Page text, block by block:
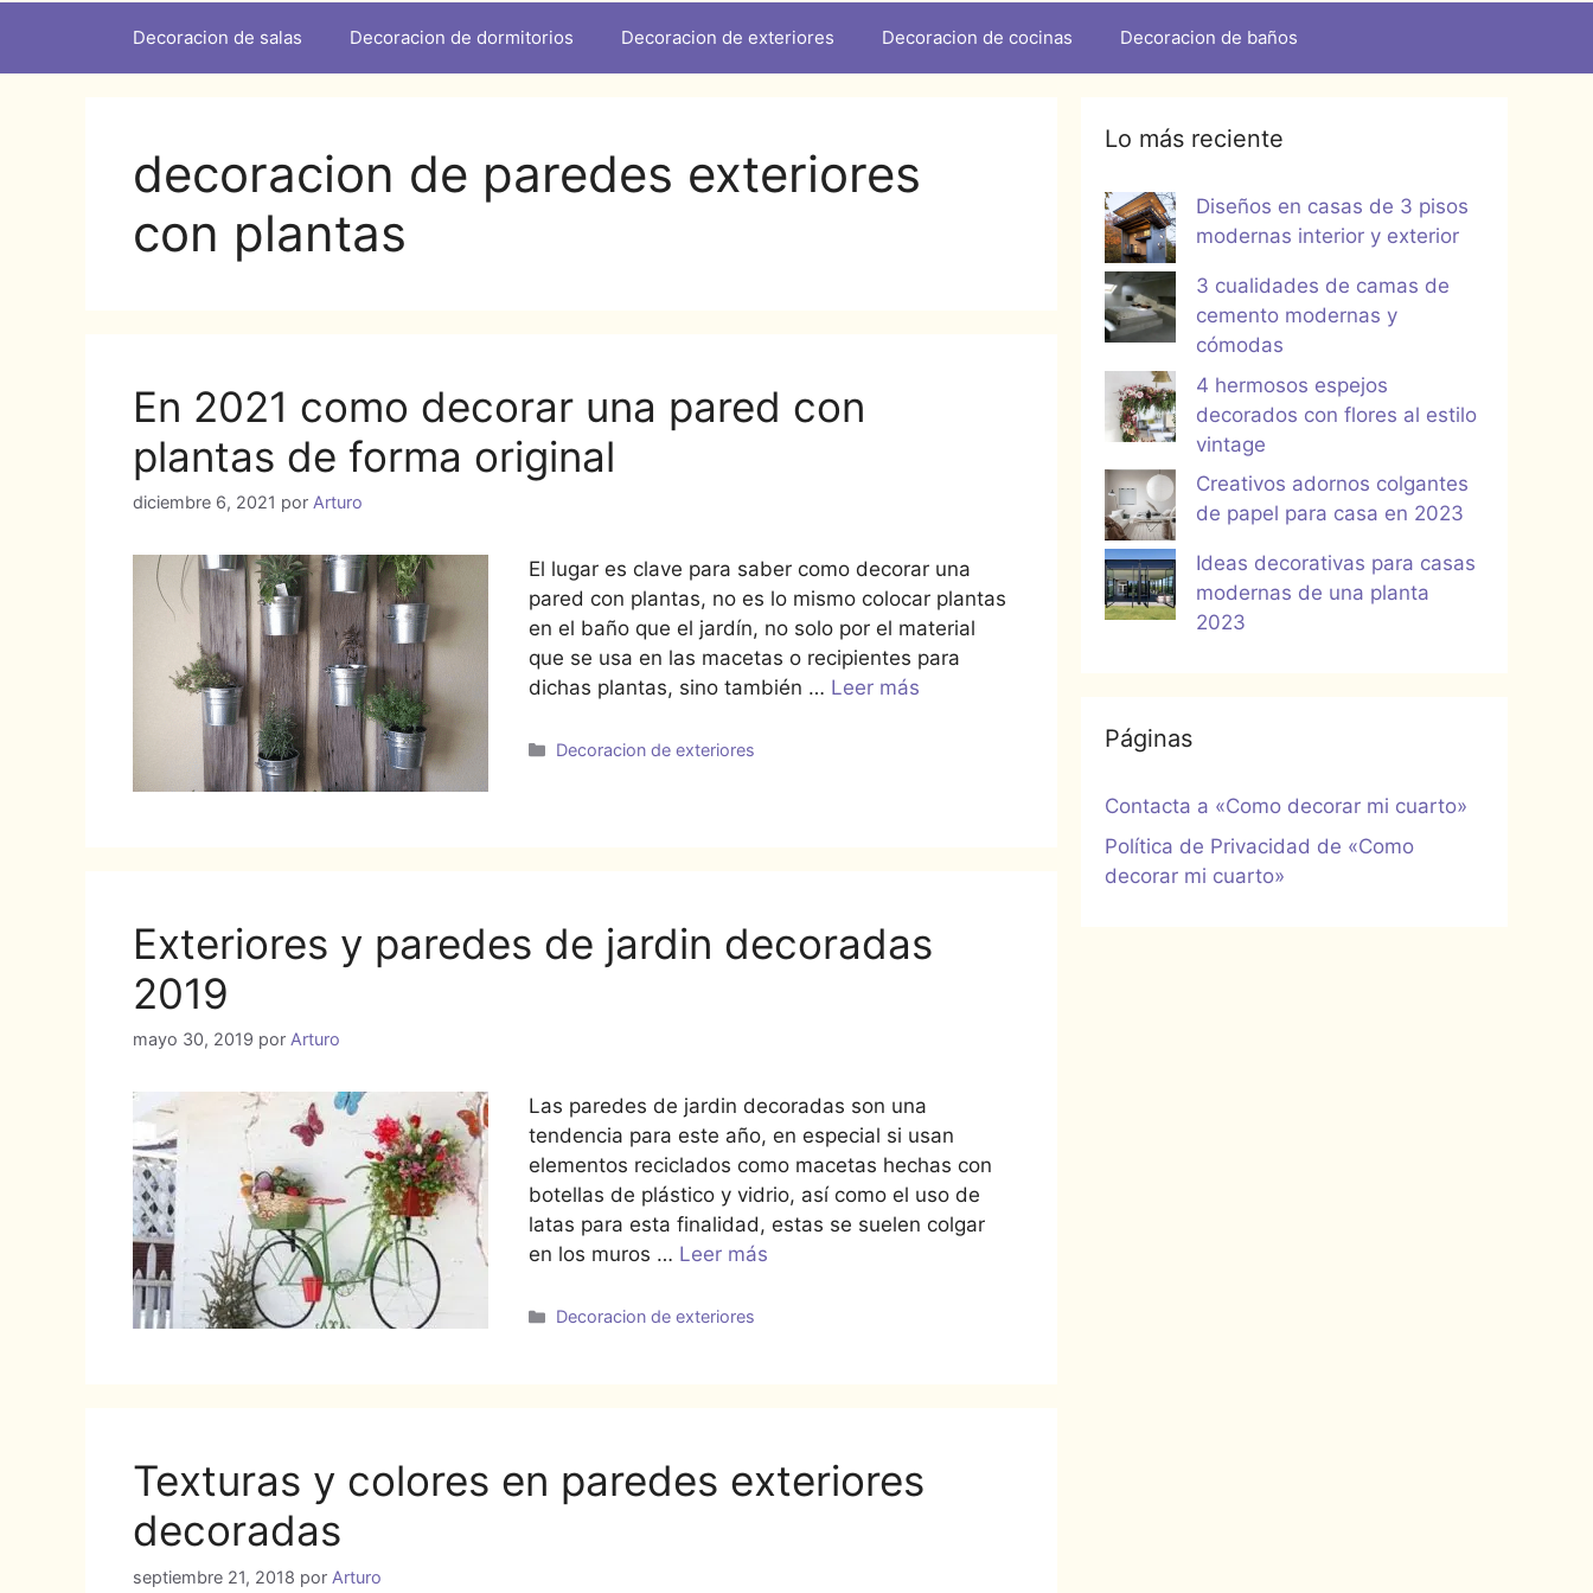
Decoracion de salas Decoracion de dormitorios Decoracion de exteriores Decoracion de cocinas Decoracion de baños
decoracion de paredes exteriores
con plantas
En 2021 como decorar una pared con
plantas de forma original
diciembre 6, 2021 por Arturo
El lugar es clave para saber como decorar una
pared con plantas, no es lo mismo colocar plantas
en el baño que el jardín, no solo por el material
que se usa en las macetas o recipientes para
dichas plantas, sino también … Leer más
Categorías
Decoracion de exteriores
Exteriores y paredes de jardin decoradas
2019
mayo 30, 2019 por Arturo
Las paredes de jardin decoradas son una
tendencia para este año, en especial si usan
elementos reciclados como macetas hechas con
botellas de plástico y vidrio, así como el uso de
latas para esta finalidad, estas se suelen colgar
en los muros … Leer más
Categorías
Decoracion de exteriores
Texturas y colores en paredes exteriores
decoradas
septiembre 21, 2018 por Arturo
Lo más reciente
Diseños en casas de 3 pisos
modernas interior y exterior
3 cualidades de camas de
cemento modernas y
cómodas
4 hermosos espejos
decorados con flores al estilo
vintage
Creativos adornos colgantes
de papel para casa en 2023
Ideas decorativas para casas
modernas de una planta
2023
Páginas
Contacta a «Como decorar mi cuarto»
Política de Privacidad de «Como
decorar mi cuarto»